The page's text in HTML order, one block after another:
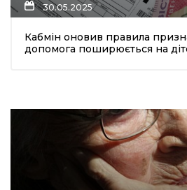
30.05.2025
Кабмін оновив правила
допомога поширюється на